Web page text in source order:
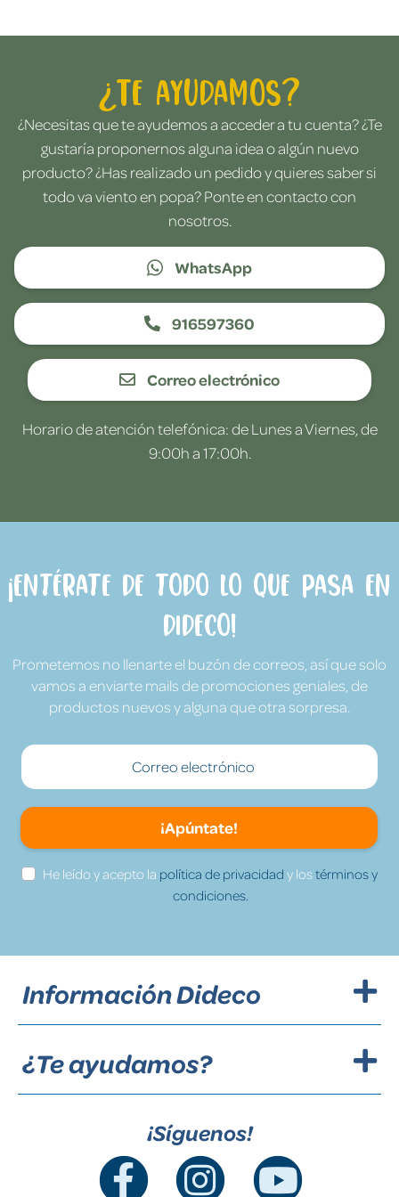
¿Te ayudamos?
¿Necesitas que te ayudemos a acceder a tu cuenta? ¿Te
gustaría proponernos alguna idea o algún nuevo
producto? ¿Has realizado un pedido y quieres saber si
todo va viento en popa? Ponte en contacto con
nosotros.
WhatsApp
916597360
Correo electrónico
Horario de atención telefónica: de Lunes a Viernes, de
9:00h a 17:00h.
¡Entérate de todo lo que pasa en
Dideco!
Prometemos no llenarte el buzón de correos, así que solo
vamos a enviarte mails de promociones geniales, de
productos nuevos y alguna que otra sorpresa.
¡Apúntate!
He leído y acepto la política de privacidad y lostérminos y
condiciones.
Información Dideco
¿Te ayudamos?
¡Síguenos!